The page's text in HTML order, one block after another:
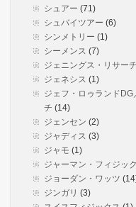
シュアー (71)
シュバイツアー (6)
シンメトリー (1)
シーメンス (7)
ジェニングス・リサーチ
ジェネシス (1)
ジェフ・ロゥランド
チ (14)
ジェンセン (2)
ジャディス (3)
ジャモ (1)
ジャーマン・フィジッ
ジョーダン・ワッツ
ジンガリ (3)